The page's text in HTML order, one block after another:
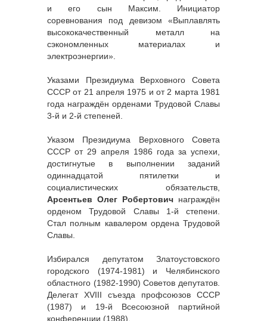
и его сын Максим. Инициатор
соревнования под девизом «Выплавлять
высококачественный металл на
сэкономленных материалах и
электроэнергии».
Указами Президиума Верховного Совета
СССР от 21 апреля 1975 и от 2 марта 1981
года награждён орденами Трудовой Славы
3-й и 2-й степеней.
Указом Президиума Верховного Совета
СССР от 29 апреля 1986 года за успехи,
достигнутые в выполнении заданий
одиннадцатой пятилетки и
социалистических обязательств,
Арсентьев Олег Робертович награждён
орденом Трудовой Славы 1-й степени.
Стал полным кавалером ордена Трудовой
Славы.
Избирался депутатом Златоустовского
городского (1974-1981) и Челябинского
областного (1982-1990) Советов депутатов.
Делегат XVIII съезда профсоюзов СССР
(1987) и 19-й Всесоюзной партийной
конференции (1988).